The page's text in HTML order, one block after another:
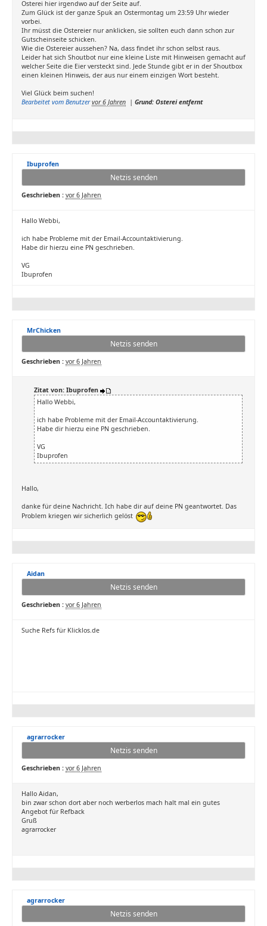
Osterei hier irgendwo auf der Seite auf.
Zum Glück ist der ganze Spuk an Ostermontag um 23:59 Uhr wieder
vorbei.
Ihr müsst die Ostereier nur anklicken, sie sollten euch dann schon zur
Gutscheinseite schicken.
Wie die Ostereier aussehen? Na, dass findet ihr schon selbst raus.
Leider hat sich Shoutbot nur eine kleine Liste mit Hinweisen gemacht auf
welcher Seite die Eier versteckt sind. Jede Stunde gibt er in der Shoutbox
einen kleinen Hinweis, der aus nur einem einzigen Wort besteht.
Viel Glück beim suchen!
Bearbeitet vom Benutzer vor 6 Jahren | Grund: Osterei entfernt
Ibuprofen
Netzis senden
Geschrieben : vor 6 Jahren
Hallo Webbi,
ich habe Probleme mit der Email-Accountaktivierung.
Habe dir hierzu eine PN geschrieben.
VG
Ibuprofen
MrChicken
Netzis senden
Geschrieben : vor 6 Jahren
Zitat von: Ibuprofen
Hallo Webbi,
ich habe Probleme mit der Email-Accountaktivierung.
Habe dir hierzu eine PN geschrieben.
VG
Ibuprofen
Hallo,
danke für deine Nachricht. Ich habe dir auf deine PN geantwortet. Das
Problem kriegen wir sicherlich gelöst
Aidan
Netzis senden
Geschrieben : vor 6 Jahren
Suche Refs für Klicklos.de
agrarrocker
Netzis senden
Geschrieben : vor 6 Jahren
Hallo Aidan,
bin zwar schon dort aber noch werberlos mach halt mal ein gutes
Angebot für Refback
Gruß
agrarrocker
agrarrocker
Netzis senden